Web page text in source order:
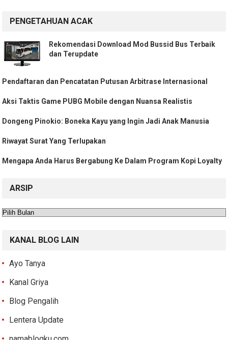
PENGETAHUAN ACAK
Rekomendasi Download Mod Bussid Bus Terbaik
dan Terupdate
Pendaftaran dan Pencatatan Putusan Arbitrase Internasional
Aksi Taktis Game PUBG Mobile dengan Nuansa Realistis
Dongeng Pinokio: Boneka Kayu yang Ingin Jadi Anak Manusia
Riwayat Surat Yang Terlupakan
Mengapa Anda Harus Bergabung Ke Dalam Program Kopi Loyalty
ARSIP
Arsip
KANAL BLOG LAIN
Ayo Tanya
Kanal Griya
Blog Pengalih
Lentera Update